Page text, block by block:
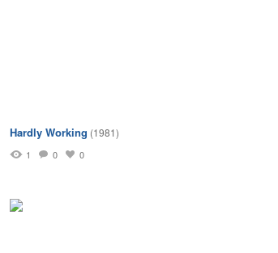
Hardly Working (1981)
1 0 0